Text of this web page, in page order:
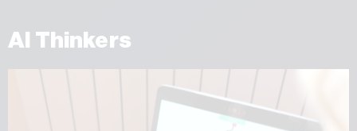
AI Thinkers